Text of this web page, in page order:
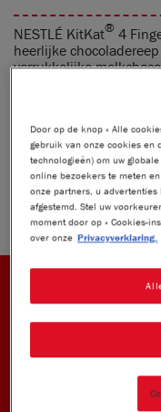
NESTLÉ KitKat® 4
heerlijke
verrukkelijke
Product weight:41.5 g
KITKAT®
Door op de knop « Alle
gebruik van onze cookies en
technologieën) om uw
online bezoekers te meten
onze partners, u
afgestemd. Stel uw
moment door op « Cookies-
over onze Privacyverklaring.